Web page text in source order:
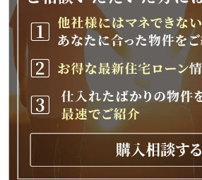
よろしくお願いいたします。